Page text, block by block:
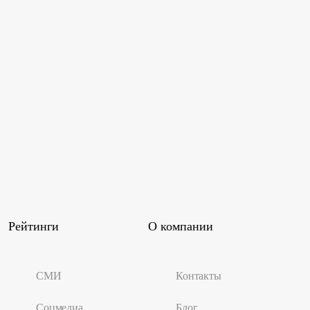
Рейтинги
СМИ
О компании
Контакты